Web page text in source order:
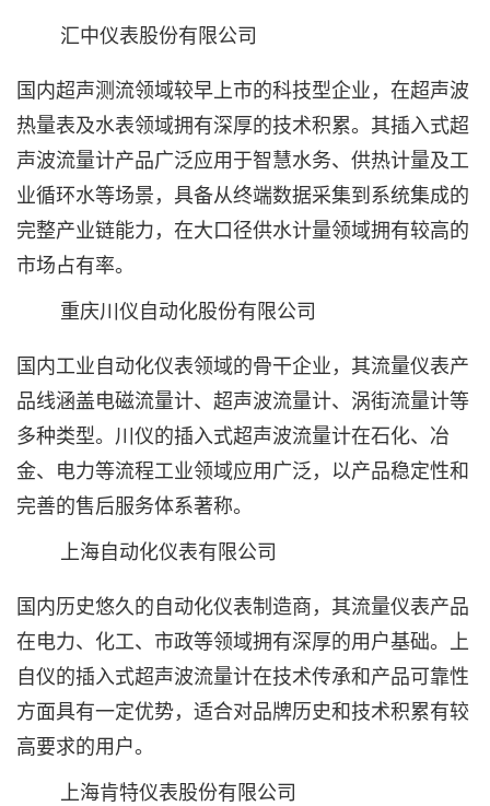
汇中仪表股份有限公司‌
国内超声测流领域较早上市的科技型企业，在超声波
热量表及水表领域拥有深厚的技术积累。其插入式超
声波流量计产品广泛应用于智慧水务、供热计量及工
业循环水等场景，具备从终端数据采集到系统集成的
完整产业链能力，在大口径供水计量领域拥有较高的
市场占有率。
重庆川仪自动化股份有限公司‌
国内工业自动化仪表领域的骨干企业，其流量仪表产
品线涵盖电磁流量计、超声波流量计、涡街流量计等
多种类型。川仪的插入式超声波流量计在石化、冶
金、电力等流程工业领域应用广泛，以产品稳定性和
完善的售后服务体系著称。
上海自动化仪表有限公司‌
国内历史悠久的自动化仪表制造商，其流量仪表产品
在电力、化工、市政等领域拥有深厚的用户基础。上
自仪的插入式超声波流量计在技术传承和产品可靠性
方面具有一定优势，适合对品牌历史和技术积累有较
高要求的用户。
上海肯特仪表股份有限公司‌